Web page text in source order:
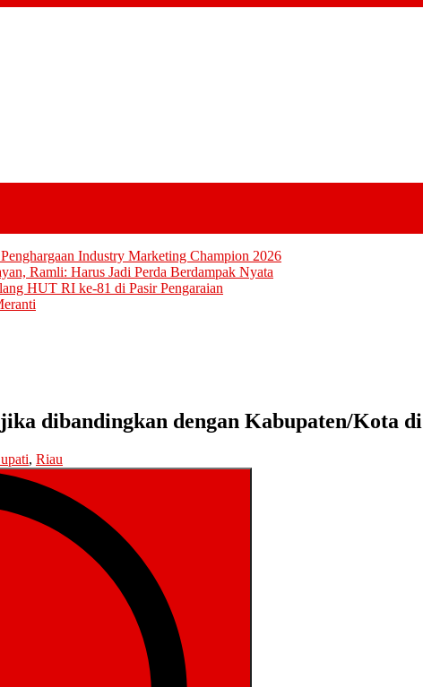
Industry Marketing Champion 2026
Ramli: Harus Jadi Perda Berdampak Nyata
HUT RI ke-81 di Pasir Pengaraian
dibandingkan dengan Kabupaten/Kota
, Riau